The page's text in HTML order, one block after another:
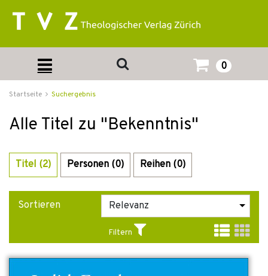
0
Startseite Suchergebnis
Alle Titel zu "Bekenntnis"
Titel (2) Personen (0) Reihen (0)
Sortieren
Filtern